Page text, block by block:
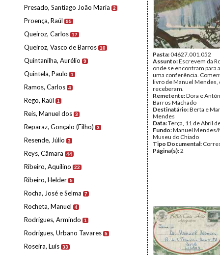
Presado, Santiago João Maria 2
Proença, Raúl 95
Queiroz, Carlos 17
Queiroz, Vasco de Barros 10
Quintanilha, Aurélio 9
Quintela, Paulo 1
Ramos, Carlos 4
Rego, Raúl 1
Reis, Manuel dos 3
Reparaz, Gonçalo (Filho) 3
Resende, Júlio 3
Reys, Câmara 44
Ribeiro, Aquilino 22
Ribeiro, Helder 5
Rocha, José e Selma 7
Rocheta, Manuel 4
Rodrigues, Armindo 1
Rodrigues, Urbano Tavares 5
Roseira, Luís 33
Pasta:04627.001.052
Assunto:Escrevem da
onde se encontram para
uma conferência.
livro de Manuel Mendes,
receberam.
Remetente:Dora e
Barros Machado
Destinatário:Berta e
Mendes
Data:Terça, 11 de Abril
Fundo:Manuel Mendes/
Museu do Chiado
Tipo Documental:
Página(s):2